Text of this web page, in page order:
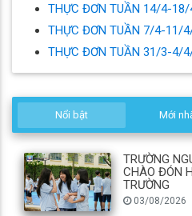
THỰC ĐƠN TUẦN 14/4-
THỰC ĐƠN TUẦN 7/4-11/
THỰC ĐƠN TUẦN 31/3-4/
Nổi bật Mới
TRƯỜNG
CHÀO ĐÓN
TRƯỜNG
03/08/2026